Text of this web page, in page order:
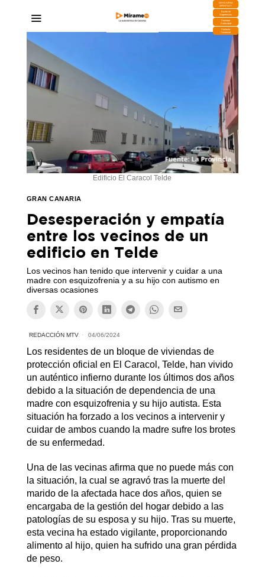
DESCARGA
MIRAPLAY
Buzón de
Sugerencias
Contratar
Publicidad
Contacto
Comercial
Edificio El Caracol Telde
GRAN CANARIA
Desesperación y empatía
entre los vecinos de un
edificio en Telde
Los vecinos han tenido que intervenir y cuidar a una
madre con esquizofrenia y a su hijo con autismo en
diversas ocasiones
REDACCIÓN MTV 04/06/2024
Los residentes de un bloque de viviendas de
protección oficial en El Caracol, Telde, han vivido
un auténtico infierno durante los últimos dos años
debido a la situación de dependencia de una
madre con esquizofrenia y su hijo autista. Esta
situación ha forzado a los vecinos a intervenir y
cuidar de ambos cuando la madre sufre los brotes
de su enfermedad.
Una de las vecinas afirma que no puede más con
la situación, la cual se agravó tras la muerte del
marido de la afectada hace dos años, quien se
encargaba de la gestión del hogar debido a las
patologías de su esposa y su hijo. Tras su muerte,
esta vecina ha estado vigilante, proporcionando
alimento al hijo, quien ha sufrido una gran pérdida
de peso.